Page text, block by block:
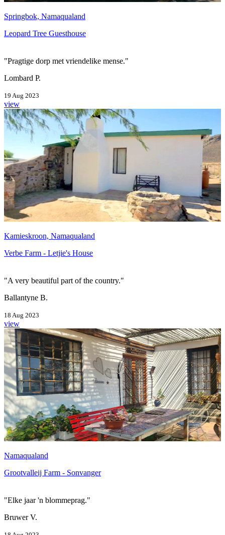
Springbok, Namaqualand
Leopard Tree Guesthouse
"Pragtige dorp met vriendelike mense."
Lombard P.
19 Aug 2023
view
Kamieskroon, Namaqualand
Verbe Farm - Letjie's House
"A very beautiful part of the country."
Ballantyne B.
18 Aug 2023
view
Namaqualand
Grootvalleij Farm - Sonvanger
"Elke jaar 'n blommeprag."
Bruwer V.